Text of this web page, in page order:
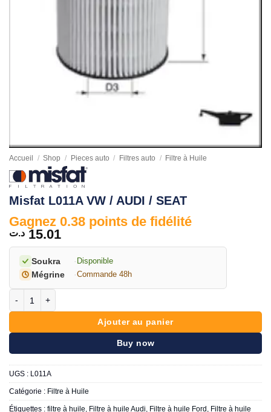
Accueil / Shop / Pieces auto / Filtres auto / Filtre à Huile
Misfat L011A VW / AUDI / SEAT
Gagnez 0.38 points de fidélité
15.01 د.ت
Soukra · Disponible
Mégrine ·Commande 48h
Ajouter au panier
Buy now
UGS : L011A
Catégorie : Filtre à Huile
Étiquettes : filtre à huile Filtre à huile Audi Filtre à huile Ford Filtre à huile